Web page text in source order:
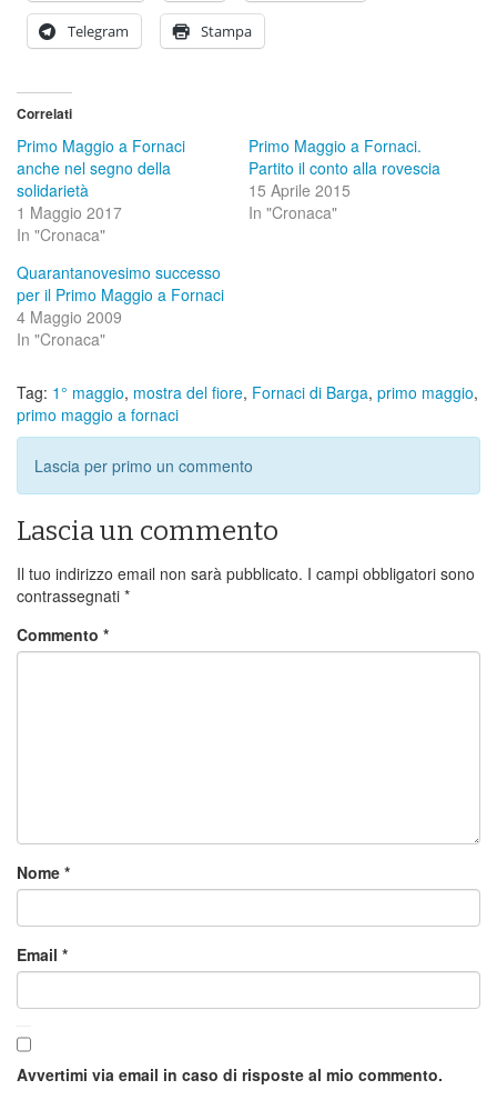
Telegram Stampa
Correlati
Primo Maggio a Fornaci
anche nel segno della
solidarietà
1 Maggio 2017
In "Cronaca"
Primo Maggio a Fornaci.
Partito il conto alla rovescia
15 Aprile 2015
In "Cronaca"
Quarantanovesimo successo
per il Primo Maggio a Fornaci
4 Maggio 2009
In "Cronaca"
Tag: 1° maggio, mostra del fiore, Fornaci di Barga, primo maggio,
primo maggio a fornaci
Lascia per primo un commento
Lascia un commento
Il tuo indirizzo email non sarà pubblicato. I campi obbligatori sono
contrassegnati *
Commento *
Nome *
Email *
Avvertimi via email in caso di risposte al mio commento.